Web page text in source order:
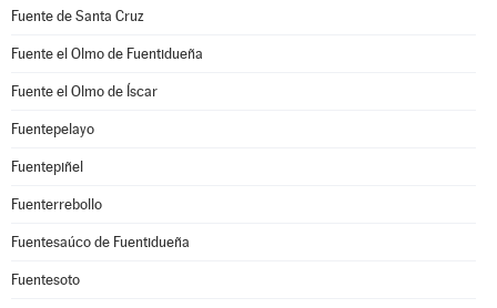
Fuente de Santa Cruz
Fuente el Olmo de Fuentidueña
Fuente el Olmo de Íscar
Fuentepelayo
Fuentepiñel
Fuenterrebollo
Fuentesaúco de Fuentidueña
Fuentesoto